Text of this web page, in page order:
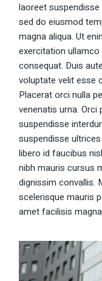
laoreet
sed do eiusmod
magna aliqua. Ut
exercitation
consequat. Duis
voluptate velit esse
Placerat orci nulla
venenatis urna.
suspendisse
suspendisse
libero id faucibus
nibh mauris cursus
dignissim convallis.
scelerisque mauris
amet facilisis